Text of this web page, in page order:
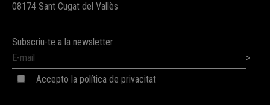
08174 Sant Cugat del Vallès
Subscriu-te a la newsletter
Accepto la política de privacitat